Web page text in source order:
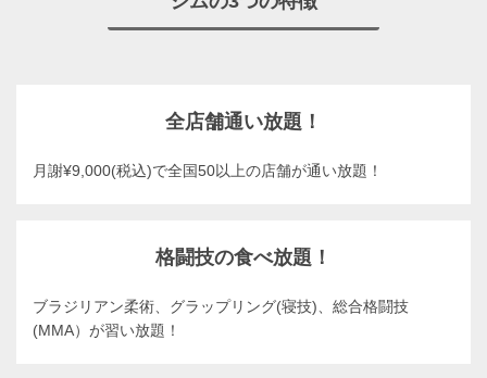
全店舗通い放題！
月謝¥9,000(税込)で全国50以上の店舗が通い放題！
格闘技の食べ放題！
ブラジリアン柔術、グラップリング(寝技)、総合格闘技
(MMA）が習い放題！